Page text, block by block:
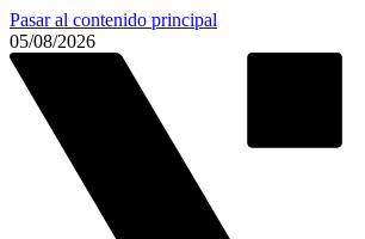
Pasar al contenido principal
05/08/2026